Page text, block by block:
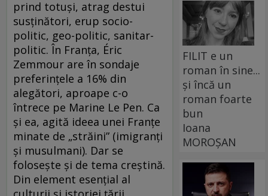
prind totuşi, atrag destui
susţinători, erup socio-
politic, geo-politic, sanitar-
politic. În Franţa, Éric
Zemmour are în sondaje
preferinţele a 16% din
alegători, aproape c-o
întrece pe Marine Le Pen. Ca
şi ea, agită ideea unei Franţe
minate de „străini” (imigranţi
şi musulmani). Dar se
foloseşte şi de tema creştină.
Din element esenţial al
FILIT e un
roman în sine...
și încă un
roman foarte
bun
Ioana
MOROȘAN